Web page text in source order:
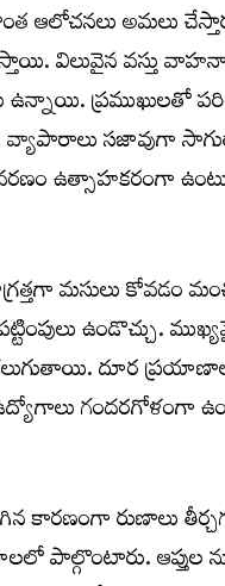
ఆలోచనలు అమలు
విలువైన వస్తు
ఉన్నాయి. ప్రముఖులతో
వ్యాపారాలు సజావుగా
ఉత్సాహకరంగా
మసులు కోవడం
ఉండొచ్చు.
దూర
గందరగోళంగా
కారణంగా రుణాలు
పాల్గొంటారు. ఆప్తుల